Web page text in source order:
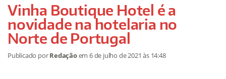
Vinha Boutique Hotel é a
novidade na hotelaria no
Norte de Portugal
Publicado porRedaçãoem6 de julho de 2021às 14:48